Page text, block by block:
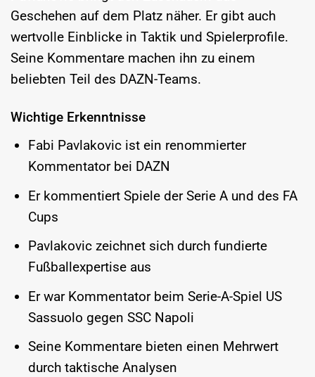
Geschehen auf dem Platz näher. Er gibt auch
wertvolle Einblicke in Taktik und Spielerprofile.
Seine Kommentare machen ihn zu einem
beliebten Teil des DAZN-Teams.
Wichtige Erkenntnisse
Fabi Pavlakovic ist ein renommierter
Kommentator bei DAZN
Er kommentiert Spiele der Serie A und des FA
Cups
Pavlakovic zeichnet sich durch fundierte
Fußballexpertise aus
Er war Kommentator beim Serie-A-Spiel US
Sassuolo gegen SSC Napoli
Seine Kommentare bieten einen Mehrwert
durch taktische Analysen